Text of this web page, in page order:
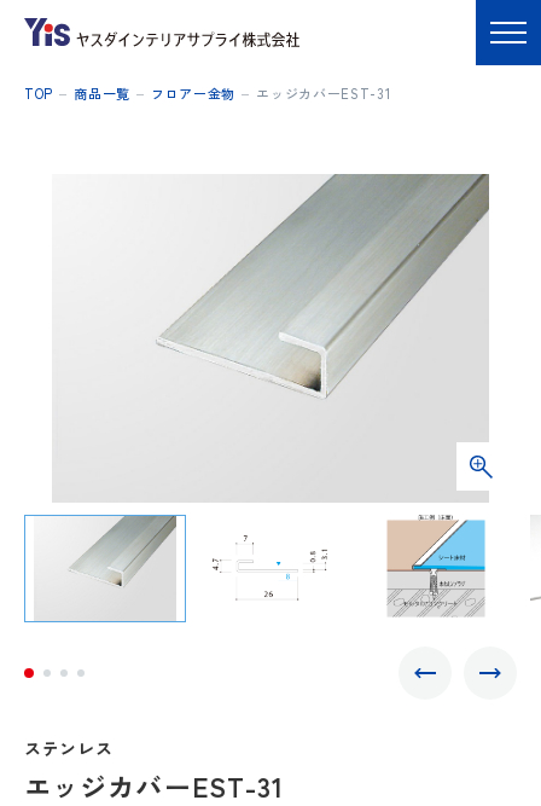
TOP 商品一覧 フロアー金物 エッジカバーEST-31
ステンレス
エッジカバーEST-31